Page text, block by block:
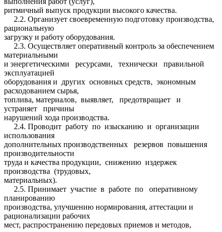
ритмичный выпуск продукции высокого качества.
2.2. Организует своевременную подготовку производства,
рациональную
загрузку и работу оборудования.
2.3. Осуществляет оперативный контроль за обеспечением
материальными
и энергетическими ресурсами, технически правильной
эксплуатацией
оборудования и других основных средств, экономным
расходованием сырья,
топлива, материалов, выявляет, предотвращает и
устраняет причины
нарушений хода производства.
2.4. Проводит работу по изысканию и организации
использования
дополнительных производственных резервов повышения
производительности
труда и качества продукции, снижению издержек
производства (трудовых,
материальных).
2.5. Принимает участие в работе по оперативному
планированию
производства, улучшению нормирования, аттестации и
рационализации рабочих
мест, распространению передовых приемов и методов,